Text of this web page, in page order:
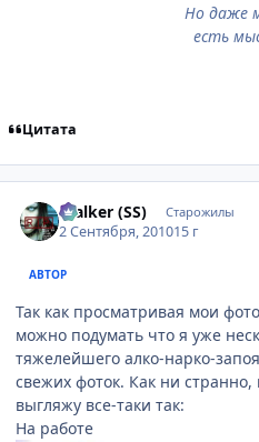
Но даже
есть
Цитата
$talker (SS) Старожилы
2 Сентября, 201015 г
АВТОР
Так как просматривая мои
можно подумать что я уже
тяжелейшего алко-нарко-
свежих фоток. Как ни странно,
выгляжу все-таки так:
На работе